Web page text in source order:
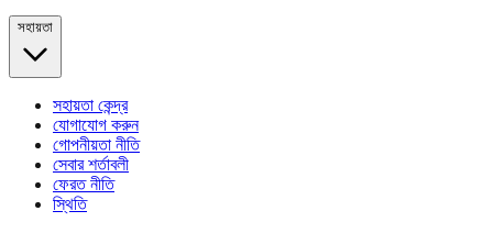
সহায়তা
সহায়তা কেন্দ্র
যোগাযোগ করুন
গোপনীয়তা নীতি
সেবার শর্তাবলী
ফেরত নীতি
স্থিতি